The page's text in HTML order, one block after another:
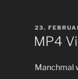
März)
mal
drehende
AM
23.
MP4
Manchmal